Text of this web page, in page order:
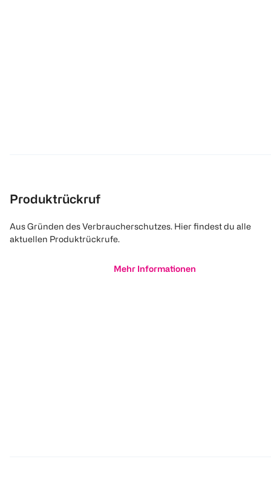
Produktrückruf
Aus Gründen des Verbraucherschutzes. Hier findest du alle
aktuellen Produktrückrufe.
Mehr Informationen